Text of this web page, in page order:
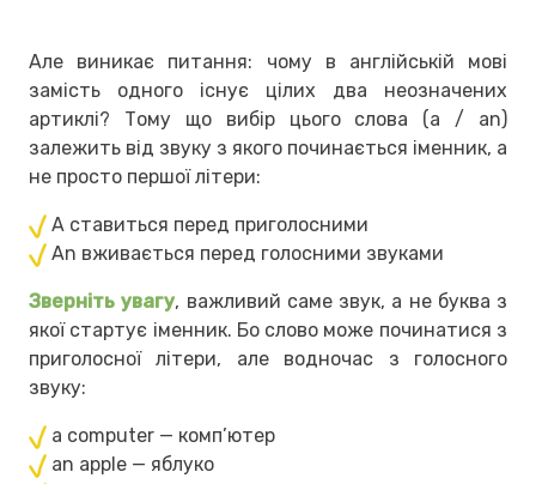
Але виникає питання: чому в англійській мові
замість одного існує цілих два неозначених
артиклі? Тому що вибір цього слова (a / an)
залежить від звуку з якого починається іменник, а
не просто першої літери:
A ставиться перед приголосними
An вживається перед голосними звуками
Зверніть увагу, важливий саме звук, а не буква з
якої стартує іменник. Бо слово може починатися з
приголосної літери, але водночас з голосного
звуку:
a computer — комп’ютер
an apple — яблуко